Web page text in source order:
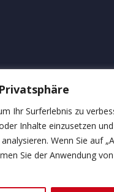
Ihr Surferlebnis zu
Inhalte einzusetzen und
Wenn Sie auf
Sie der Anwendung von
_ Studienreisen